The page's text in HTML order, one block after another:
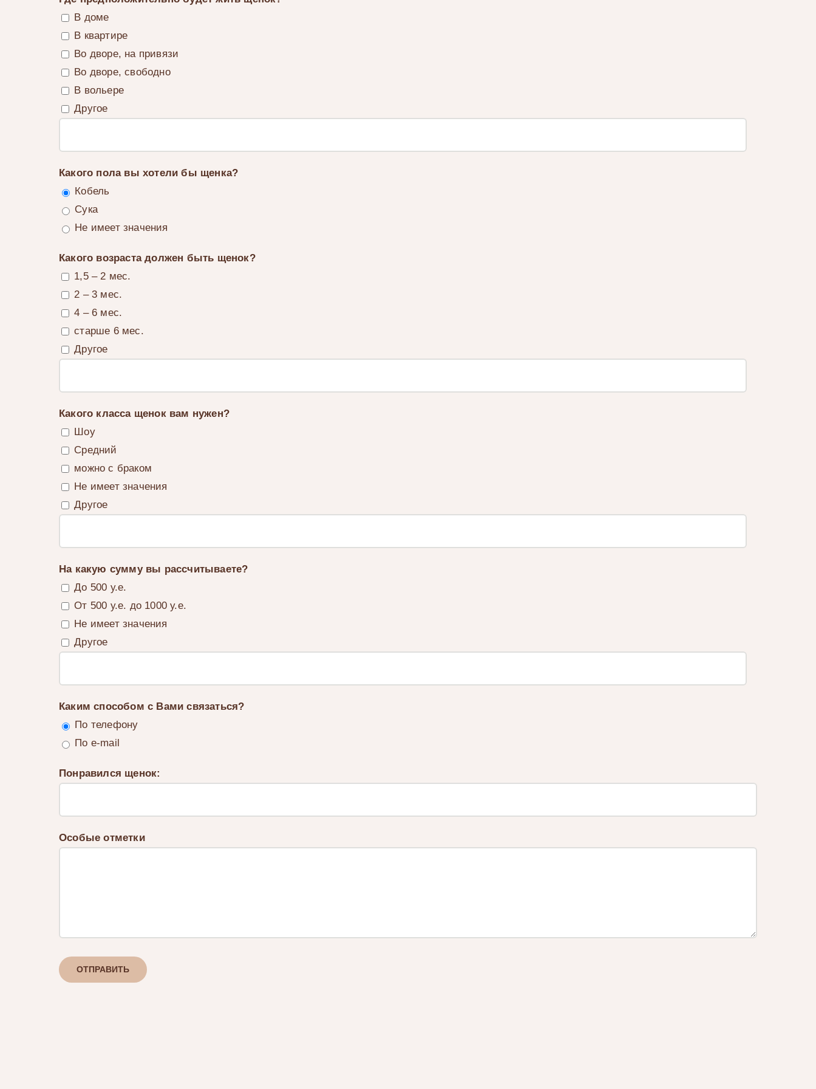
В доме
В квартире
Во дворе, на привязи
Во дворе, свободно
В вольере
Другое
Какого пола вы хотели бы щенка?
Кобель
Сука
Не имеет значения
Какого возраста должен быть щенок?
1,5 – 2 мес.
2 – 3 мес.
4 – 6 мес.
старше 6 мес.
Другое
Какого класса щенок вам нужен?
Шоу
Средний
можно с браком
Не имеет значения
Другое
На какую сумму вы рассчитываете?
До 500 у.е.
От 500 у.е. до 1000 у.е.
Не имеет значения
Другое
Каким способом с Вами связаться?
По телефону
По e-mail
Понравился щенок:
Особые отметки